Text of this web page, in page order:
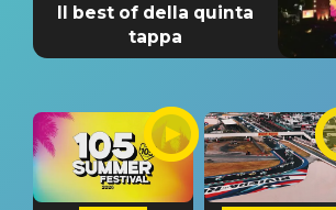
Il best of della quinta
tappa